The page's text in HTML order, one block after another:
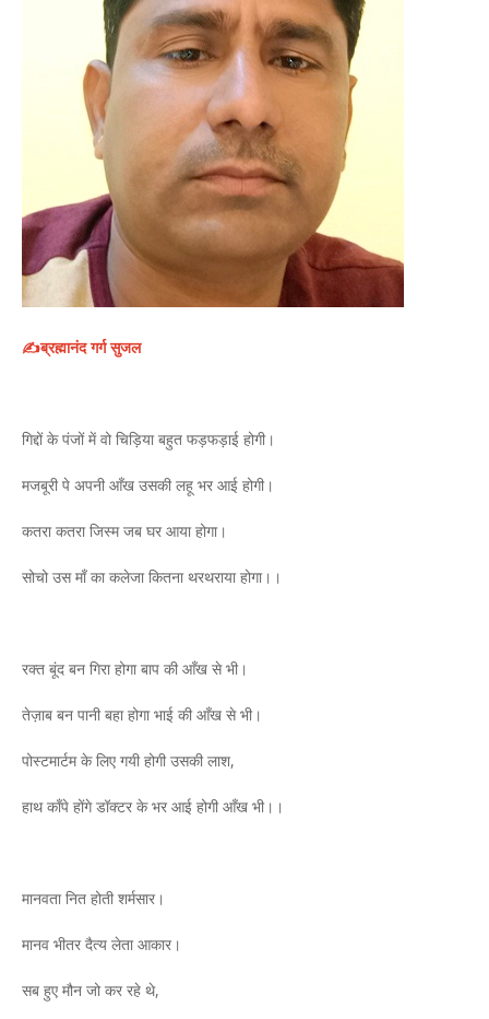
✍️ब्रह्मानंद गर्ग सुजल
गिद्दों के पंजों में वो चिड़िया बहुत फड़फड़ाई होगी।
मजबूरी पे अपनी आँख उसकी लहू भर आई होगी।
कतरा कतरा जिस्म जब घर आया होगा।
सोचो उस माँ का कलेजा कितना थरथराया होगा।।
रक्त बूंद बन गिरा होगा बाप की आँख से भी।
तेज़ाब बन पानी बहा होगा भाई की आँख से भी।
पोस्टमार्टम के लिए गयी होगी उसकी लाश,
हाथ काँपे होंगे डॉक्टर के भर आई होगी आँख भी।।
मानवता नित होती शर्मसार।
मानव भीतर दैत्य लेता आकार।
सब हुए मौन जो कर रहे थे,